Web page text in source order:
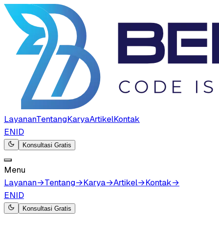
LayananTentangKaryaArtikelKontak
ENID
Konsultasi Gratis
Menu
Layanan→Tentang→Karya→Artikel→Kontak→
ENID
Konsultasi Gratis